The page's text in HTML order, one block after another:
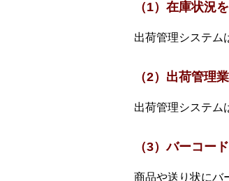
（1）在庫状況
出荷管理システム
（2）出荷管理
出荷管理システム
（3）バーコー
商品や送り状にバ